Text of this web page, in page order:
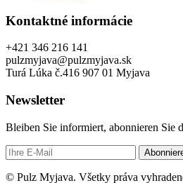
Kontaktné informácie
+421 346 216 141
pulzmyjava@pulzmyjava.sk
Turá Lúka č.416 907 01 Myjava
Newsletter
Bleiben Sie informiert, abonnieren Sie
© Pulz Myjava. Všetky práva